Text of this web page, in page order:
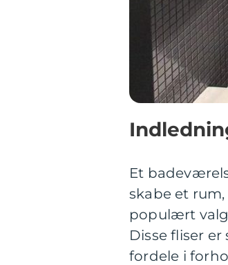
Et
skabe et
populært
Disse fliser
fordele i